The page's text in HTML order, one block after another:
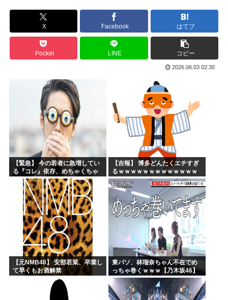
ヤニネコに一つだけ文句言わせてくれ
声優、なんかAIに勝ちそう。「声も「人格の象徴」明記、法...
高市政府「原油調達コストはみんなで負担してもらうわよ！」
謎の新人女性声優H、彗星の如く水着で現れ声優水着界隈をざ...
【高市】「フキハラのプロ」高市早苗のほっぺたをプクッと膨...
大谷翔平が今永昇太を睨みつける様子に全米騒然！←「最高の...
海外「W杯は八百長だった」FIFA会長支持を表明したサッ...
例のダンスアニメの作者、ヤバすぎる
高市早苗の消費税減税、93%が「賛成」www
ワイ小学生やけどアナログで絵描いたから見て
X Facebook はてブ
Pocket LINE コピー
2026.06.03 02:30
【緊急】 今の若者に急増してい
る『コレ』依存、めちゃくちゃ
深刻な模様w w w w w w w w w w
【吉報】 博多どんたくエチすぎ
るｗｗｗｗｗｗｗｗｗｗｗｗｗ
ｗｗ
【元NMB48】 安部若菜、卒業し
て早くもお酒解禁
東パソ、林瑠奈ちゃん不在でめ
っちゃ巻くｗｗｗ【乃木坂46】